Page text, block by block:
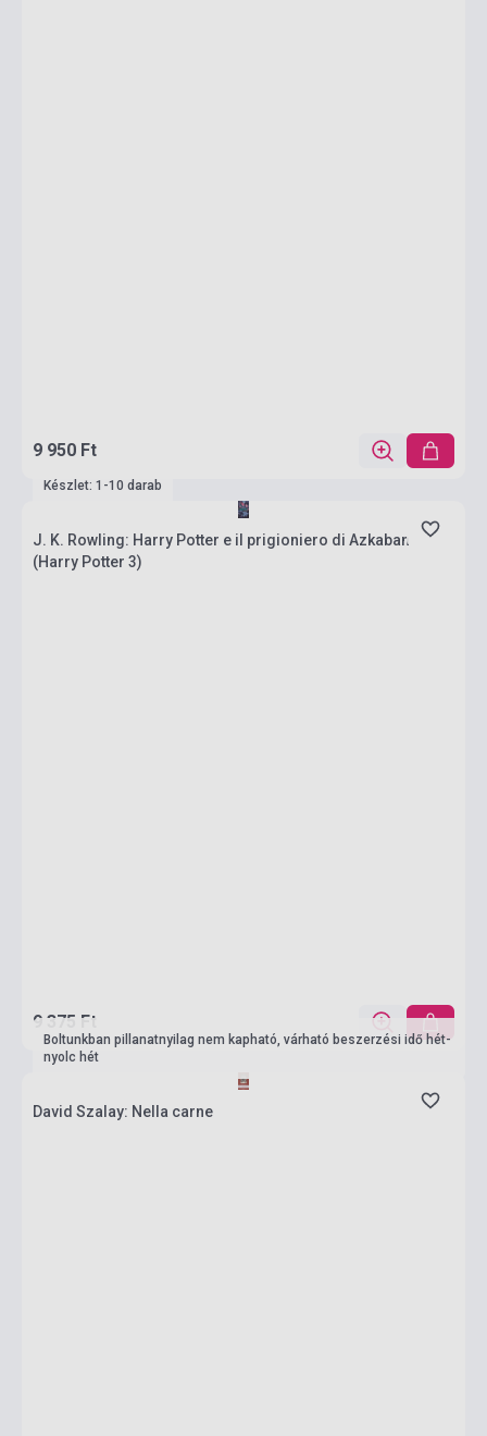
9 950 Ft
Készlet: 1-10 darab
J. K. Rowling: Harry Potter e il prigioniero di Azkaban
(Harry Potter 3)
9 375 Ft
Boltunkban pillanatnyilag nem kapható, várható beszerzési idő hét-
nyolc hét
David Szalay: Nella carne